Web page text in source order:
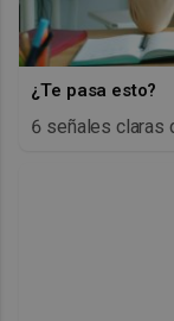
¿Te pasa esto?
6 señales claras